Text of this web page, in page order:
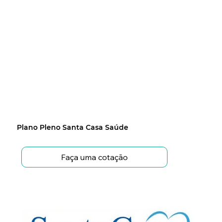
Plano Pleno Santa Casa Saúde
Faça uma cotação